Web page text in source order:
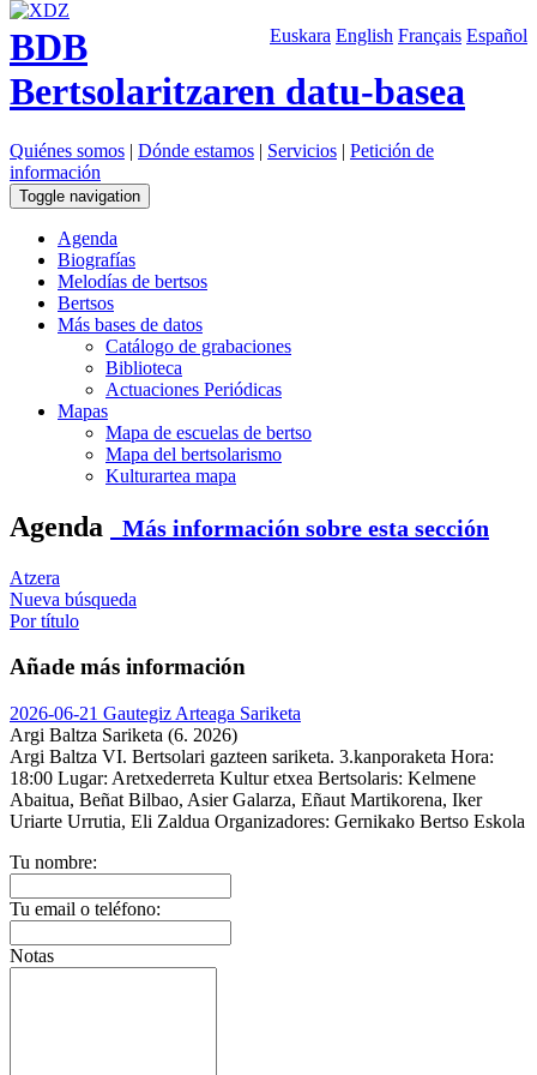
Euskara English Français Español
BDB
Bertsolaritzaren datu-basea
Quiénes somos | Dónde estamos | Servicios | Petición de
información
Toggle navigation
Agenda
Biografías
Melodías de bertsos
Bertsos
Más bases de datos
Catálogo de grabaciones
Biblioteca
Actuaciones Periódicas
Mapas
Mapa de escuelas de bertso
Mapa del bertsolarismo
Kulturartea mapa
Agenda Más información sobre esta sección
Atzera
Nueva búsqueda
Por título
Añade más información
2026-06-21 Gautegiz Arteaga Sariketa
Argi Baltza Sariketa (6. 2026)
Argi Baltza VI. Bertsolari gazteen sariketa. 3.kanporaketa Hora:
18:00 Lugar: Aretxederreta Kultur etxea Bertsolaris: Kelmene
Abaitua, Beñat Bilbao, Asier Galarza, Eñaut Martikorena, Iker
Uriarte Urrutia, Eli Zaldua Organizadores: Gernikako Bertso Eskola
Tu nombre:
Tu email o teléfono:
Notas